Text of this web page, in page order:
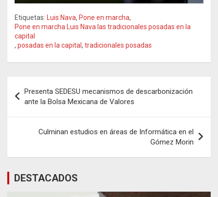
Etiquetas: Luis Nava, Pone en marcha,
Pone en marcha Luis Nava las tradicionales posadas en la
capital
, posadas en la capital, tradicionales posadas
de
entradas
Presenta SEDESU mecanismos de descarbonización
ante la Bolsa Mexicana de Valores
Culminan estudios en áreas de Informática en el
Gómez Morin
DESTACADOS